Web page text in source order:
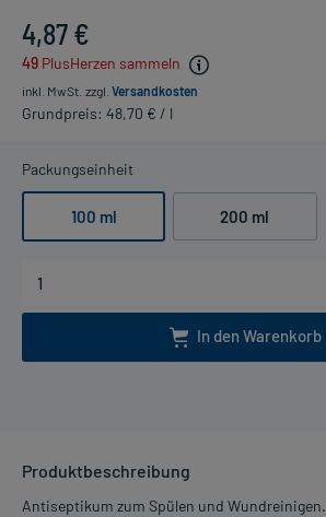
4,87 €
49 PlusHerzen sammeln
inkl. MwSt. zzgl. Versandkosten
Grundpreis: 48,70 € / l
Packungseinheit
100 ml 200 ml
In den Warenkorb
Produktbeschreibung
Antiseptikum zum Spülen und Wundreinigen.